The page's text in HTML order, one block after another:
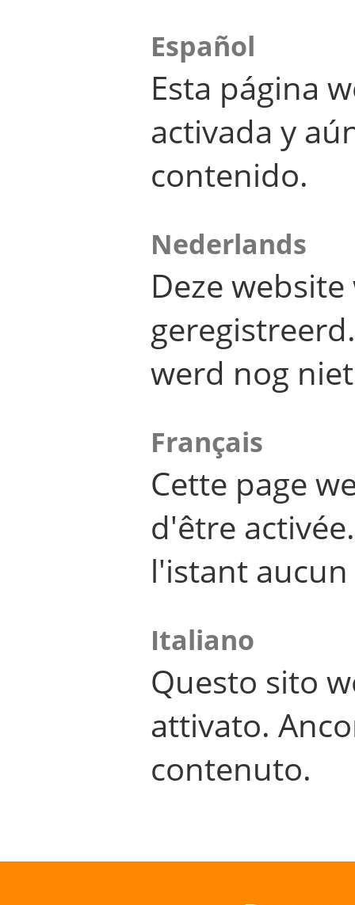
Español
Esta página
activada y
contenido.
Nederlands
Deze
werd nog
Français
Cette page
d'être
l'istant
Italiano
Questo sito
attivato.
contenuto.